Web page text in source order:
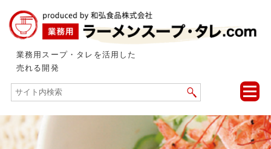
業務用スープ・タレを活用した
売れる開発
toggle